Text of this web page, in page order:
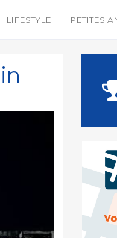
LIFESTYLE PETITES